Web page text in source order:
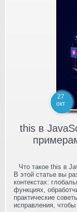
27
окт
this в
Что такое this в
В этой статье вы
контекстах:
функциях,
практические
исправления,